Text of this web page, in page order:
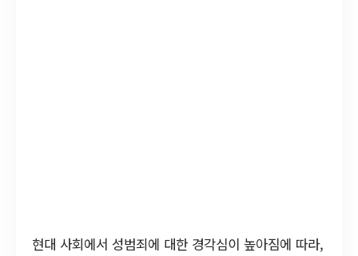
현대 사회에서 성범죄에 대한 경각심이 높아짐에 따라,